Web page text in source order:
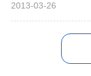
2013-03-26